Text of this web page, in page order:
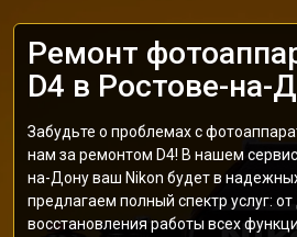
Ремонт
D4 в Ростове-на-
Забудьте о проблемах с
нам за ремонтом D4! В нашем
на-Дону ваш Nikon будет в
предлагаем полный спектр услуг:
восстановления работы всех